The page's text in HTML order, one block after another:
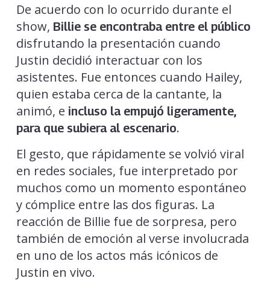
De acuerdo con lo ocurrido durante el
show, Billie se encontraba entre el público
disfrutando la presentación cuando
Justin decidió interactuar con los
asistentes. Fue entonces cuando Hailey,
quien estaba cerca de la cantante, la
animó, e incluso la empujó ligeramente,
para que subiera al escenario.
El gesto, que rápidamente se volvió viral
en redes sociales, fue interpretado por
muchos como un momento espontáneo
y cómplice entre las dos figuras. La
reacción de Billie fue de sorpresa, pero
también de emoción al verse involucrada
en uno de los actos más icónicos de
Justin en vivo.